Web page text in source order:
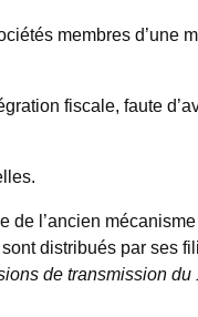
membres d’une
fiscale, faute
de l’ancien
distribués par ses
de transmission du